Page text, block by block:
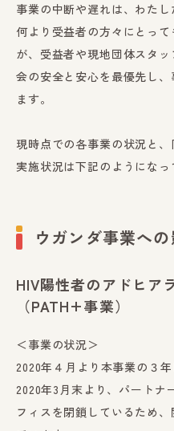
事業の中断や遅れは、わた
何より受益者の方々にとっ
が、受益者や現地団体スタ
会の安全と安心を最優先し
ます。
現時点での各事業の状況と
実施状況は下記のようになっ
ウガンダ事業へ
HIV陽性者のアドヒア
（PATH+事業）
＜事業の状況＞
2020年４月より本事業の３
2020年3月末より、パートナ
フィスを閉鎖しているため